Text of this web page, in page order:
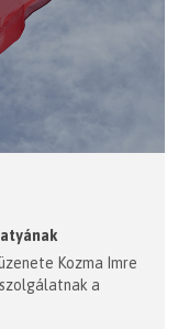
Kozma Imre
a